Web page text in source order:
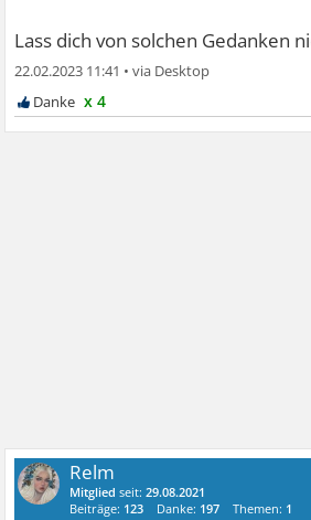
Lass dich von solchen Gedanken
22.02.2023 11:41 •
x 4
Relm
Mitglied seit:29.08.2021
Beiträge: 123 Danke: 197 Themen: 1